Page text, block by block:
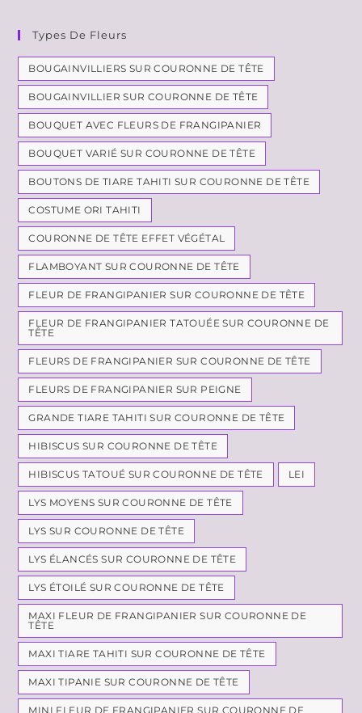
Types De Fleurs
BOUGAINVILLIERS SUR COURONNE DE TÊTE
BOUGAINVILLIER SUR COURONNE DE TÊTE
BOUQUET AVEC FLEURS DE FRANGIPANIER
BOUQUET VARIÉ SUR COURONNE DE TÊTE
BOUTONS DE TIARE TAHITI SUR COURONNE DE TÊTE
COSTUME ORI TAHITI
COURONNE DE TÊTE EFFET VÉGÉTAL
FLAMBOYANT SUR COURONNE DE TÊTE
FLEUR DE FRANGIPANIER SUR COURONNE DE TÊTE
FLEUR DE FRANGIPANIER TATOUÉE SUR COURONNE DE
TÊTE
FLEURS DE FRANGIPANIER SUR COURONNE DE TÊTE
FLEURS DE FRANGIPANIER SUR PEIGNE
GRANDE TIARE TAHITI SUR COURONNE DE TÊTE
HIBISCUS SUR COURONNE DE TÊTE
HIBISCUS TATOUÉ SUR COURONNE DE TÊTE LEI
LYS MOYENS SUR COURONNE DE TÊTE
LYS SUR COURONNE DE TÊTE
LYS ÉLANCÉS SUR COURONNE DE TÊTE
LYS ÉTOILÉ SUR COURONNE DE TÊTE
MAXI FLEUR DE FRANGIPANIER SUR COURONNE DE
TÊTE
MAXI TIARE TAHITI SUR COURONNE DE TÊTE
MAXI TIPANIE SUR COURONNE DE TÊTE
MINI FLEUR DE FRANGIPANIER SUR COURONNE DE